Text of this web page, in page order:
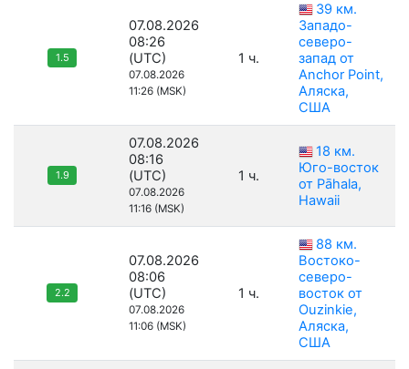
1.5
07.08.2026
08:26
(UTC)
07.08.2026
11:26 (MSK)
1 ч.
39 км.
Западо-
северо-
запад от
Anchor Point,
Аляска,
США
1.9
07.08.2026
08:16
(UTC)
07.08.2026
11:16 (MSK)
1 ч.
18 км.
Юго-восток
от Pāhala,
Hawaii
2.2
07.08.2026
08:06
(UTC)
07.08.2026
11:06 (MSK)
1 ч.
88 км.
Востоко-
северо-
восток от
Ouzinkie,
Аляска,
США